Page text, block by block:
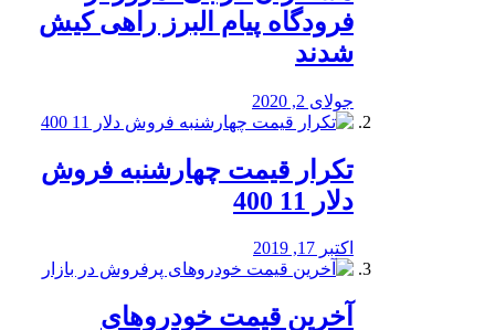
فرودگاه پیام البرز راهی کیش
شدند
جولای 2, 2020
تکرار قیمت چهارشنبه فروش
دلار 11 400
اکتبر 17, 2019
آخرین قیمت خودرو‌های